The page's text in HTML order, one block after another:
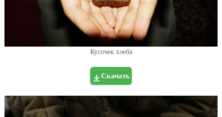
Кусочек хлеба
Скачать